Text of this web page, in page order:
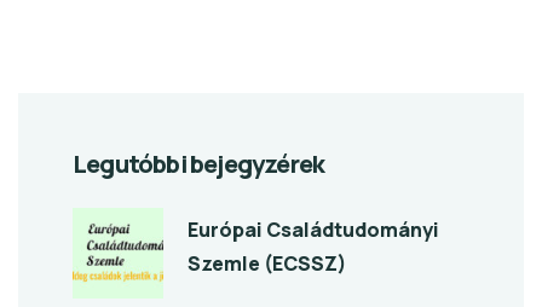
Legutóbbi bejegyzérek
Európai Családtudományi
Szemle (ECSSZ)